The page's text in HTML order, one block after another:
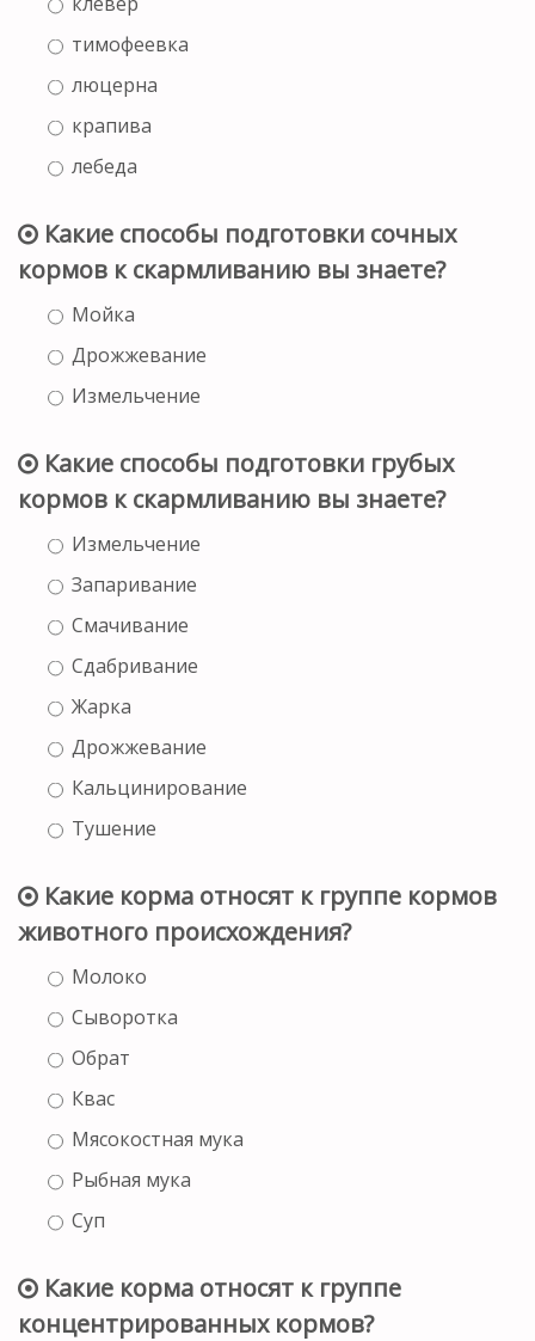
тимофеевка
люцерна
крапива
лебеда
Какие способы подготовки сочных
кормов к скармливанию вы знаете?
Мойка
Дрожжевание
Измельчение
Какие способы подготовки грубых
кормов к скармливанию вы знаете?
Измельчение
Запаривание
Смачивание
Сдабривание
Жарка
Дрожжевание
Кальцинирование
Тушение
Какие корма относят к группе кормов
животного происхождения?
Молоко
Сыворотка
Обрат
Квас
Мясокостная мука
Рыбная мука
Суп
Какие корма относят к группе
концентрированных кормов?